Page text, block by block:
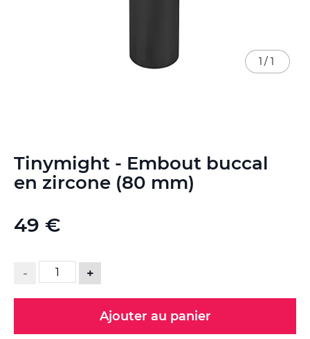
Tinymight - Embout buccal
en zircone (80 mm)
49 €
- +
Ajouter au panier
1 / 1
to
the
beginning
the
images